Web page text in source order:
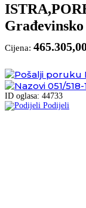
Cijena:
051/518-
ID oglasa: 44733
Podijeli